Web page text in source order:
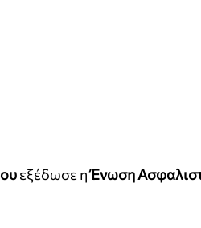
εξέδωσε ηΈνωση